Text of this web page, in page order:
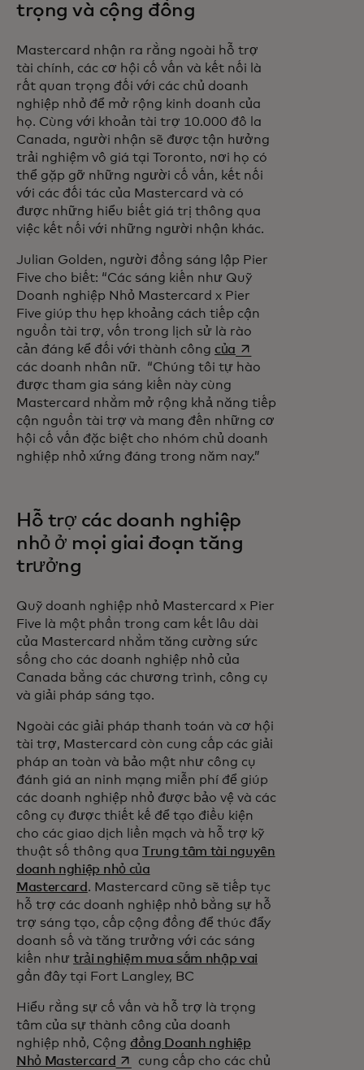
trọng và cộng đồng
Mastercard nhận ra rằng ngoài hỗ trợ
tài chính, các cơ hội cố vấn và kết nối là
rất quan trọng đối với các chủ doanh
nghiệp nhỏ để mở rộng kinh doanh của
họ. Cùng với khoản tài trợ 10.000 đô la
Canada, người nhận sẽ được tận hưởng
trải nghiệm vô giá tại Toronto, nơi họ có
thể gặp gỡ những người cố vấn, kết nối
với các đối tác của Mastercard và có
được những hiểu biết giá trị thông qua
việc kết nối với những người nhận khác.
Julian Golden, người đồng sáng lập Pier
Five cho biết: “Các sáng kiến như Quỹ
Doanh nghiệp Nhỏ Mastercard x Pier
Five giúp thu hẹp khoảng cách tiếp cận
nguồn tài trợ, vốn trong lịch sử là rào
cản đáng kể đối với thành công của opens in a new tab
các doanh nhân nữ. “Chúng tôi tự hào
được tham gia sáng kiến này cùng
Mastercard nhằm mở rộng khả năng tiếp
cận nguồn tài trợ và mang đến những cơ
hội cố vấn đặc biệt cho nhóm chủ doanh
nghiệp nhỏ xứng đáng trong năm nay.”
Hỗ trợ các doanh nghiệp
nhỏ ở mọi giai đoạn tăng
trưởng
Quỹ doanh nghiệp nhỏ Mastercard x Pier
Five là một phần trong cam kết lâu dài
của Mastercard nhằm tăng cường sức
sống cho các doanh nghiệp nhỏ của
Canada bằng các chương trình, công cụ
và giải pháp sáng tạo.
Ngoài các giải pháp thanh toán và cơ hội
tài trợ, Mastercard còn cung cấp các giải
pháp an toàn và bảo mật như công cụ
đánh giá an ninh mạng miễn phí để giúp
các doanh nghiệp nhỏ được bảo vệ và các
công cụ được thiết kế để tạo điều kiện
cho các giao dịch liền mạch và hỗ trợ kỹ
thuật số thông qua Trung tâm tài nguyên
doanh nghiệp nhỏ của
Mastercard . Mastercard cũng sẽ tiếp tục
hỗ trợ các doanh nghiệp nhỏ bằng sự hỗ
trợ sáng tạo, cấp cộng đồng để thúc đẩy
doanh số và tăng trưởng với các sáng
kiến như trải nghiệm mua sắm nhập vai
gần đây tại Fort Langley, BC
Hiểu rằng sự cố vấn và hỗ trợ là trọng
tâm của sự thành công của doanh
nghiệp nhỏ, Cộng đồng Doanh nghiệp
Nhỏ Mastercard opens in a new tab
cung cấp cho các chủ